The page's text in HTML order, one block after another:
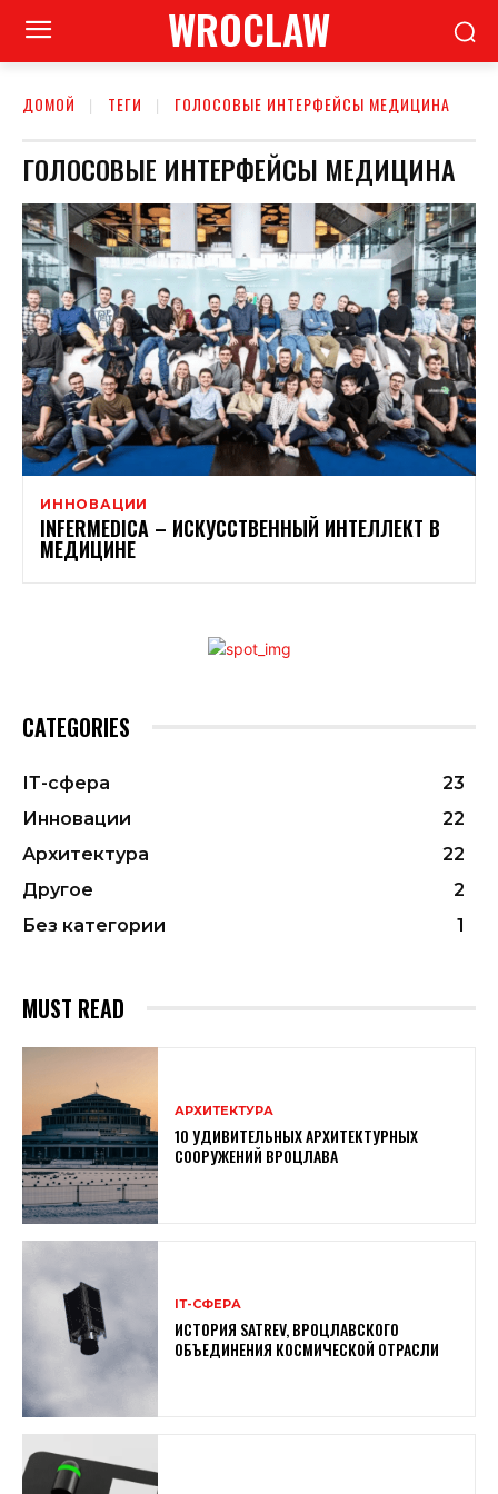
WROCLAW
ДОМОЙ ТЕГИ ГОЛОСОВЫЕ ИНТЕРФЕЙСЫ МЕДИЦИНА
ГОЛОСОВЫЕ ИНТЕРФЕЙСЫ МЕДИЦИНА
ИННОВАЦИИ
INFERMEDICA – ИСКУССТВЕННЫЙ ИНТЕЛЛЕКТ В
МЕДИЦИНЕ
CATEGORIES
ІТ-сфера
23
Инновации
22
Архитектура
22
Другое
2
Без категории
1
MUST READ
АРХИТЕКТУРА
10 УДИВИТЕЛЬНЫХ АРХИТЕКТУРНЫХ
СООРУЖЕНИЙ ВРОЦЛАВА
ІТ-СФЕРА
ИСТОРИЯ SATREV, ВРОЦЛАВСКОГО
ОБЪЕДИНЕНИЯ КОСМИЧЕСКОЙ ОТРАСЛИ